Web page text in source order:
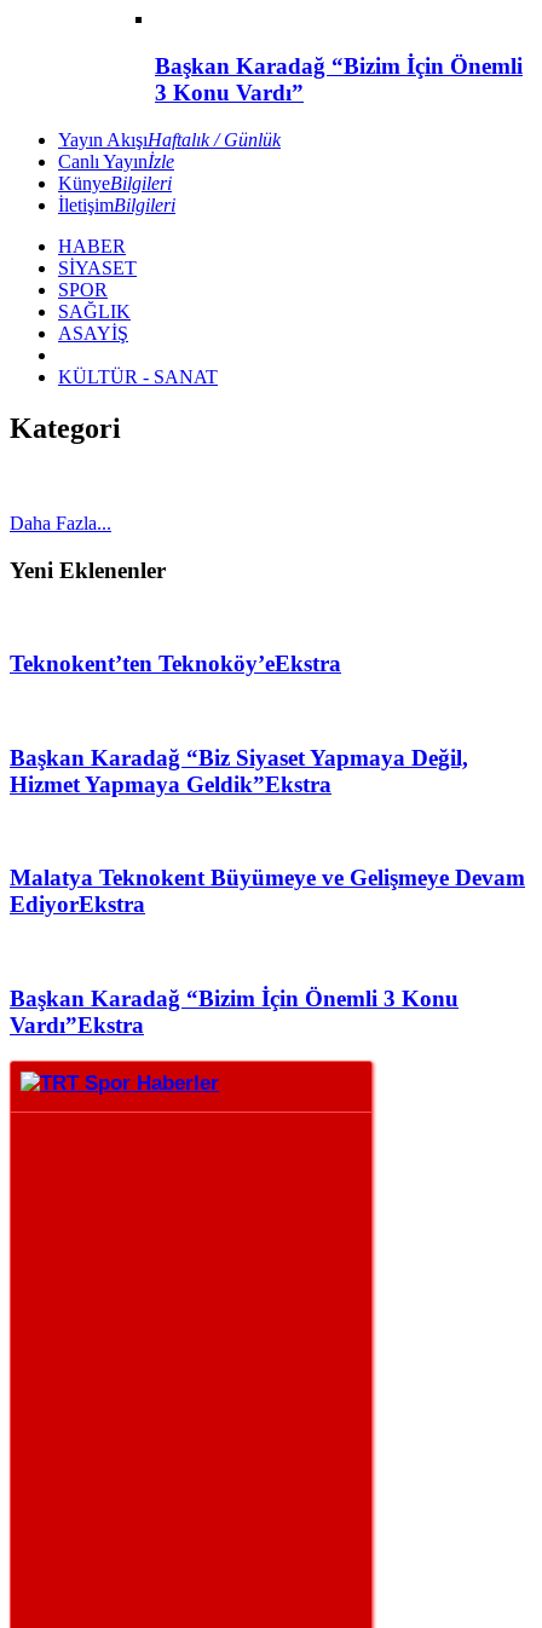
Başkan Karadağ “Bizim İçin Önemli
3 Konu Vardı”
Yayın AkışıHaftalık / Günlük
Canlı Yayınİzle
KünyeBilgileri
İletişimBilgileri
HABER
SİYASET
SPOR
SAĞLIK
ASAYİŞ
KÜLTÜR - SANAT
Kategori
Daha Fazla...
Yeni Eklenenler
Teknokent’ten Teknoköy’eEkstra
Başkan Karadağ “Biz Siyaset Yapmaya Değil,
Hizmet Yapmaya Geldik”Ekstra
Malatya Teknokent Büyümeye ve Gelişmeye Devam
EdiyorEkstra
Başkan Karadağ “Bizim İçin Önemli 3 Konu
Vardı”Ekstra